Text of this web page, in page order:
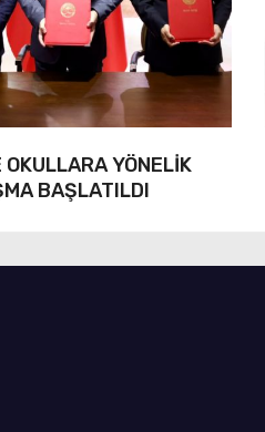
OKULLARA YÖNELİK
BAŞLATILDI